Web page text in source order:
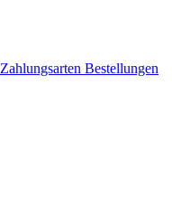
Zahlungsarten Bestellungen